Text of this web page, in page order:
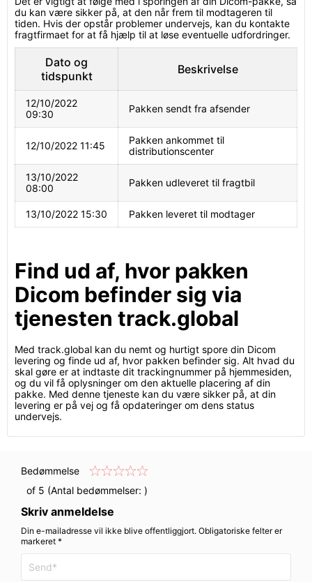
du kan være sikker på, at den når frem til modtageren til
tiden. Hvis der opstår problemer undervejs, kan du kontakte
fragtfirmaet for at få hjælp til at løse eventuelle udfordringer.
Dato og
tidspunkt
Beskrivelse
12/10/2022
09:30
Pakken sendt fra afsender
12/10/2022 11:45
Pakken ankommet til
distributionscenter
13/10/2022
08:00
Pakken udleveret til fragtbil
13/10/2022 15:30 Pakken leveret til modtager
Find ud af, hvor pakken
Dicom befinder sig via
tjenesten track.global
Med track.global kan du nemt og hurtigt spore din Dicom
levering og finde ud af, hvor pakken befinder sig. Alt hvad du
skal gøre er at indtaste dit trackingnummer på hjemmesiden,
og du vil få oplysninger om den aktuelle placering af din
pakke. Med denne tjeneste kan du være sikker på, at din
levering er på vej og få opdateringer om dens status
undervejs.
Bedømmelse
of 5 (Antal bedømmelser: )
Skriv anmeldelse
Din e-mailadresse vil ikke blive offentliggjort. Obligatoriske felter er
markeret *